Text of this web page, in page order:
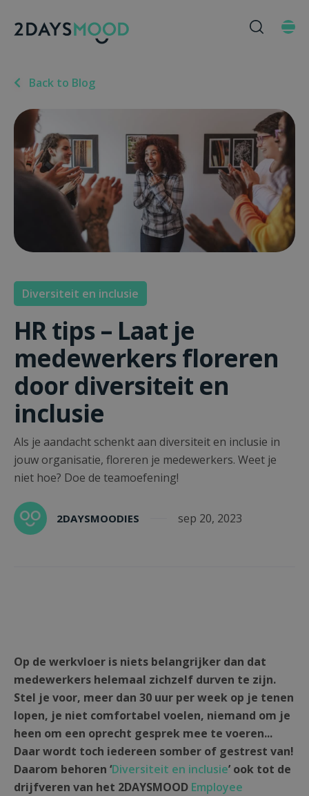
Back to Blog
Diversiteit en inclusie
HR tips – Laat je
medewerkers floreren
door diversiteit en
inclusie
Als je aandacht schenkt aan diversiteit en inclusie in
jouw organisatie, floreren je medewerkers. Weet je
niet hoe? Doe de teamoefening!
2DAYSMOODIES sep 20, 2023
Op de werkvloer is niets belangrijker dan dat
medewerkers helemaal zichzelf durven te zijn.
Stel je voor, meer dan 30 uur per week op je tenen
lopen, je niet comfortabel voelen, niemand om je
heen om een oprecht gesprek mee te voeren...
Daar wordt toch iedereen somber of gestrest van!
Daarom behoren ‘Diversiteit en inclusie’ ook tot de
drijfveren van het 2DAYSMOOD Employee